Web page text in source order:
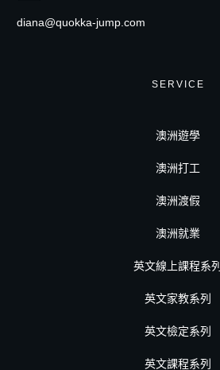
diana@quokka-jump.com
SERVICE
澳洲遊學
澳洲打工
澳洲渡假
澳洲就業
英文線上課程系列
英文家教系列
英文檢定系列
英文課程系列